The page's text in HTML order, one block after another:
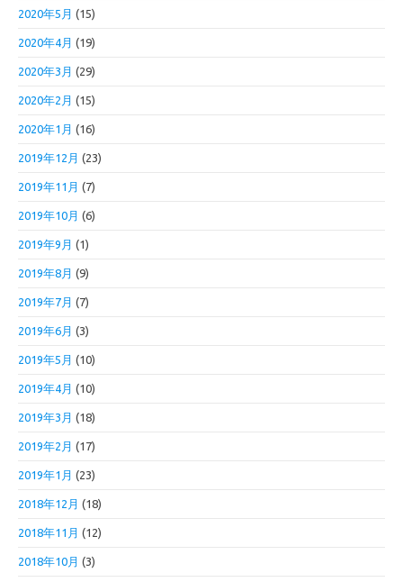
2020年5月 (15)
2020年4月 (19)
2020年3月 (29)
2020年2月 (15)
2020年1月 (16)
2019年12月 (23)
2019年11月 (7)
2019年10月 (6)
2019年9月 (1)
2019年8月 (9)
2019年7月 (7)
2019年6月 (3)
2019年5月 (10)
2019年4月 (10)
2019年3月 (18)
2019年2月 (17)
2019年1月 (23)
2018年12月 (18)
2018年11月 (12)
2018年10月 (3)